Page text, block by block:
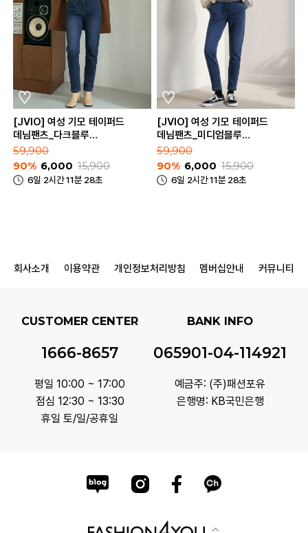
[JVIO] 여성 기모 테이퍼드
데님팬츠_다크블루
(LJ23F755DBL)
59,900
90% 6,000 15,900
6일 2시간 11분 28초
[JVIO] 여성 기모 테이퍼드
데님팬츠_미디엄블루
(LJ23F755MBL)
59,900
90% 6,000 15,900
6일 2시간 11분 28초
회사소개 이용약관 개인정보처리방침 멤버십안내 커뮤니티
CUSTOMER CENTER
1666-8657
평일 10:00 ~ 17:00
점심 12:30 ~ 13:30
휴일 토/일/공휴일
BANK INFO
065901-04-114921
예금주: (주)패션포유
은행명: KB국민은행